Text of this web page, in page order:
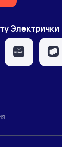
Электрички